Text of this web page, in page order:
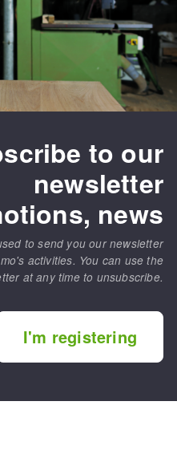
to our
newsletter
news
to send you our newsletter
activities. You can use the
at any time to unsubscribe.
I'm registering